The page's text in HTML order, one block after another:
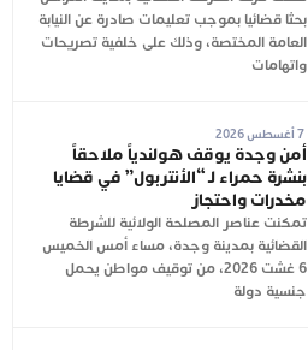
بحثا قضائيا بموجب تعليمات صادرة عن النيابة
العامة المختصة، وذلك على خلفية تصريحات
واتهامات
7 أغسطس 2026
أمن وجدة يوقف هولندياً ملاحقاً
بنشرة حمراء لـ “الأنتربول” في قضايا
مخدرات واحتجاز
تمكنت عناصر المصلحة الولائية للشرطة
القضائية بمدينة وجدة، مساء أمس الخميس
6 غشت 2026، من توقيف مواطن يحمل
جنسية دولة